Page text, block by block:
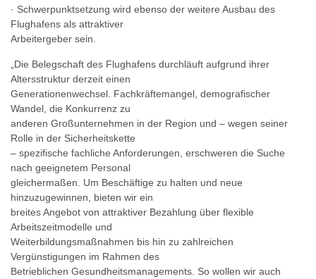
· Schwerpunktsetzung wird ebenso der weitere Ausbau des
Flughafens als attraktiver
Arbeitergeber sein.
„Die Belegschaft des Flughafens durchläuft aufgrund ihrer
Altersstruktur derzeit einen
Generationenwechsel. Fachkräftemangel, demografischer
Wandel, die Konkurrenz zu
anderen Großunternehmen in der Region und – wegen seiner
Rolle in der Sicherheitskette
– spezifische fachliche Anforderungen, erschweren die Suche
nach geeignetem Personal
gleichermaßen. Um Beschäftige zu halten und neue
hinzuzugewinnen, bieten wir ein
breites Angebot von attraktiver Bezahlung über flexible
Arbeitszeitmodelle und
Weiterbildungsmaßnahmen bis hin zu zahlreichen
Vergünstigungen im Rahmen des
Betrieblichen Gesundheitsmanagements. So wollen wir auch